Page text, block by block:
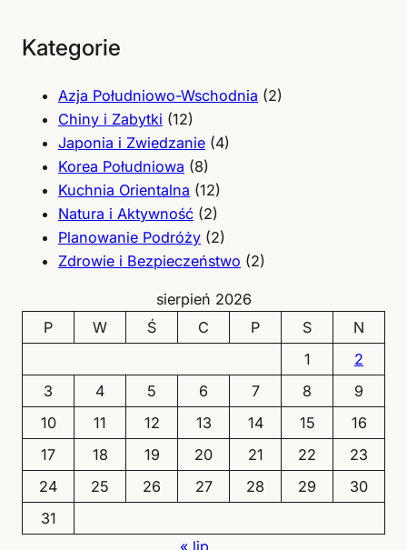
Kategorie
Azja Południowo-Wschodnia (2)
Chiny i Zabytki (12)
Japonia i Zwiedzanie (4)
Korea Południowa (8)
Kuchnia Orientalna (12)
Natura i Aktywność (2)
Planowanie Podróży (2)
Zdrowie i Bezpieczeństwo (2)
sierpień 2026
P
W Ś C P S
N
1
2
3
4 5 6 7 8
9
10
11 12 13 14 15
16
17
18 19 20 21 22
23
24
25 26 27 28 29
30
31